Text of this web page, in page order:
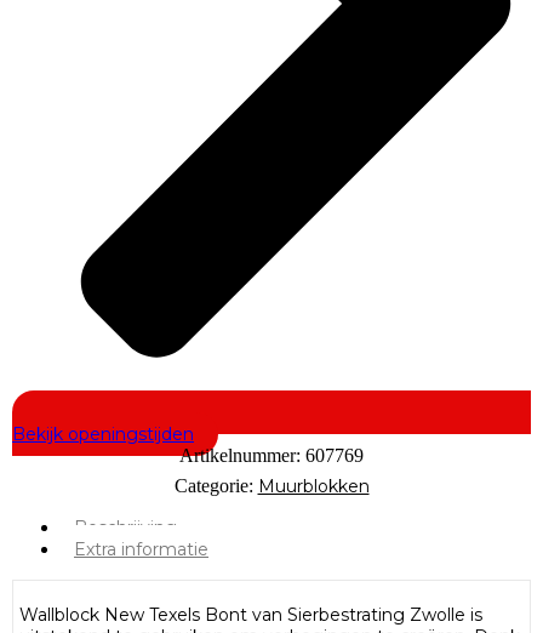
Bekijk openingstijden
Artikelnummer: 607769
Categorie: Muurblokken
Beschrijving
Extra informatie
Wallblock New Texels Bont van Sierbestrating Zwolle is